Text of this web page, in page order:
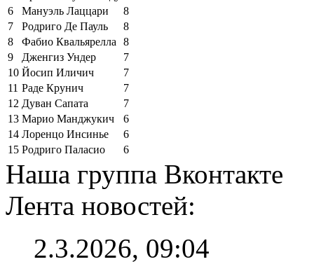
6
Мануэль Лаццари
8
7
Родриго Де Пауль
8
8
Фабио Квальярелла
8
9
Дженгиз Ундер
7
10 Йосип Иличич
7
11 Раде Крунич
7
12 Дуван Сапата
7
13 Марио Манджукич
6
14 Лоренцо Инсинье
6
15 Родриго Паласио 6
Наша группа Вконтакте
Лента новостей:
2.3.2026, 09:04